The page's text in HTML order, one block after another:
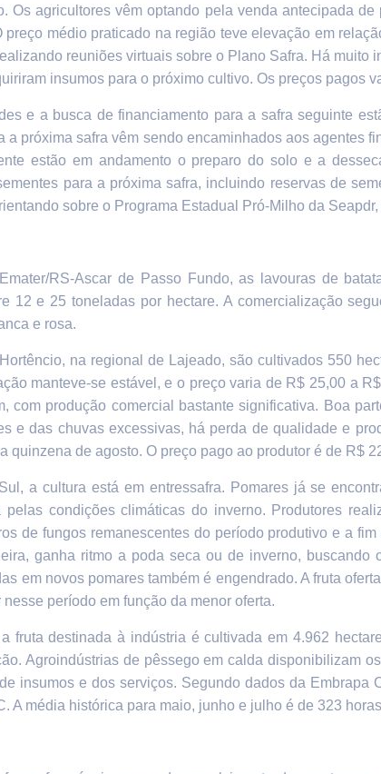
Os agricultores vêm optando pela venda antecipada
médio praticado na região teve elevação em
reuniões virtuais sobre o Plano Safra. Há
insumos para o próximo cultivo. Os preços pagos
e a busca de financiamento para a safra seguinte
a próxima safra vêm sendo encaminhados aos agentes
estão em andamento o preparo do solo e a
para a próxima safra, incluindo reservas de
sobre o Programa Estadual Pró-Milho da
RS-Ascar de Passo Fundo, as
lavouras de
12 e 25 toneladas por hectare. A comercialização
e rosa.
na regional de Lajeado, são cultivados 550
manteve-se estável, e o preço varia de R$ 25,00 a
com produção comercial bastante significativa. Boa
e das chuvas excessivas, há perda de qualidade e
quinzena de agosto. O preço pago ao produtor é de R$
a cultura está ementressafra. Pomares já se
pelas condições climáticas do inverno. Produtores
de fungos remanescentes do período produtivo e a
ganha ritmo a poda seca ou de inverno,
em novos pomares também é engendrado. A fruta
período em função da menor oferta.
a fruta destinada à indústria é cultivada em 4.962
Agroindústrias de pêssego em calda disponibilizam
insumos e dos serviços. Segundo dados da Embrapa
A média histórica para maio, junho e julho é de 323